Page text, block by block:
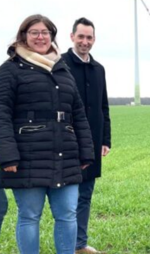
unsere langjährige Erfahrung und
alles rasch und
und problemlos gelöst.